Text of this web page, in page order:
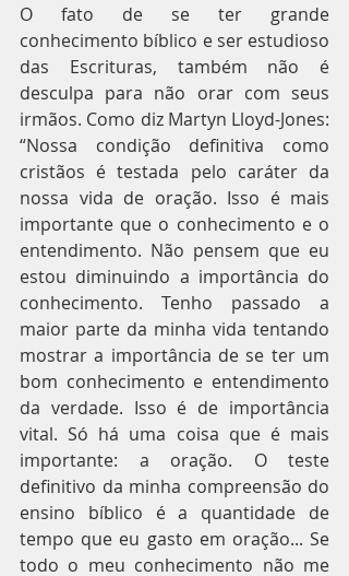
O fato de se ter grande
conhecimento bíblico e ser estudioso
das Escrituras, também não é
desculpa para não orar com seus
irmãos. Como diz Martyn Lloyd-Jones:
“Nossa condição definitiva como
cristãos é testada pelo caráter da
nossa vida de oração. Isso é mais
importante que o conhecimento e o
entendimento. Não pensem que eu
estou diminuindo a importância do
conhecimento. Tenho passado a
maior parte da minha vida tentando
mostrar a importância de se ter um
bom conhecimento e entendimento
da verdade. Isso é de importância
vital. Só há uma coisa que é mais
importante: a oração. O teste
definitivo da minha compreensão do
ensino bíblico é a quantidade de
tempo que eu gasto em oração... Se
todo o meu conhecimento não me